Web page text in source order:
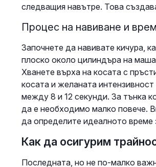
следващия навътре. Това
Процес на навиване и
Започнете да навивате кичура,
плоско около цилиндъра на
Хванете върха на косата с
косата и желаната
между 8 и 12 секунди. За тънка
да е необходимо малко повече.
да определите идеалното време
Как да осигурим
Последната, но не по-малко